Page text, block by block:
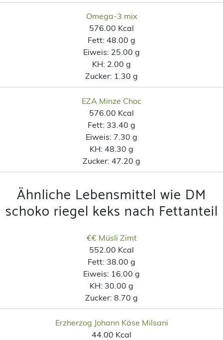
Omega-3 mix
576.00 Kcal
Fett: 48.00 g
Eiweis: 25.00 g
KH: 2.00 g
Zucker: 1.30 g
EZA Minze Choc
576.00 Kcal
Fett: 33.40 g
Eiweis: 7.30 g
KH: 48.30 g
Zucker: 47.20 g
Ähnliche Lebensmittel wie DM
schoko riegel keks nach Fettanteil
€€ Müsli Zimt
552.00 Kcal
Fett: 38.00 g
Eiweis: 16.00 g
KH: 30.00 g
Zucker: 8.70 g
Erzherzog Johann Käse Milsani
44.00 Kcal